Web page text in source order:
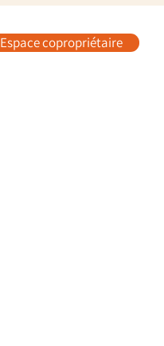
Espace copropriétaire